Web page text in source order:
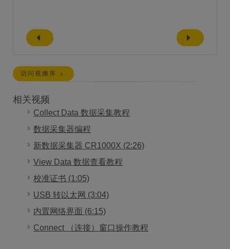
访问视频库
相关视频
Collect Data 数据采集教程
数据采集器编程
新数据采集器 CR1000X (2:26)
View Data 数据查看教程
校准证书 (1:05)
USB 转以太网 (3:04)
内置网络界面 (6:15)
Connect （连接）窗口操作教程